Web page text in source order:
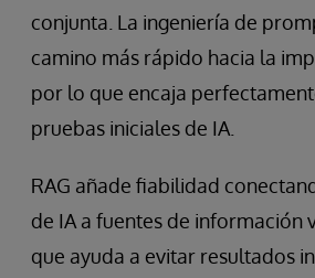
conjunta. La ingeniería de
camino más rápido hacia la
por lo que encaja
pruebas iniciales de IA.
RAG añade fiabilidad
de IA a fuentes de información
que ayuda a evitar resultados